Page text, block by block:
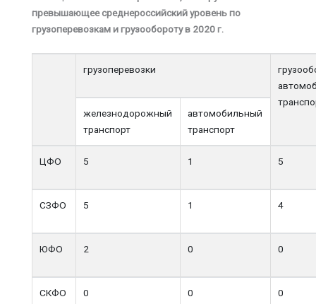
превышающее среднероссийский уровень по
грузоперевозкам и грузообороту в 2020 г.
грузоперевозки
железнодорожный
транспорт
автомобильный
транспорт
ЦФО 5 1 5
СЗФО 5 1 4
ЮФО 2 0 0
СКФО 0 0 0